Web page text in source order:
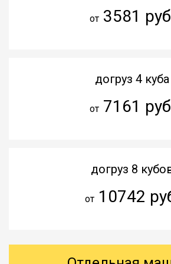
от3581
догруз 4 куба
от7161
догруз 8
от10742